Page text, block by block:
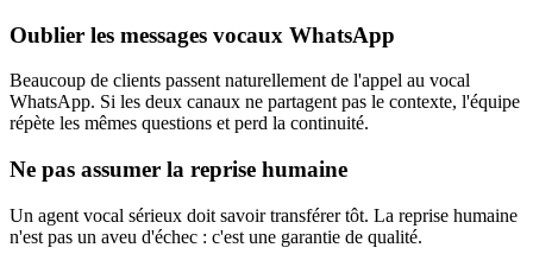
Oublier les messages vocaux WhatsApp
Beaucoup de clients passent naturellement de l'appel au vocal
WhatsApp. Si les deux canaux ne partagent pas le contexte, l'équipe
répète les mêmes questions et perd la continuité.
Ne pas assumer la reprise humaine
Un agent vocal sérieux doit savoir transférer tôt. La reprise humaine
n'est pas un aveu d'échec : c'est une garantie de qualité.